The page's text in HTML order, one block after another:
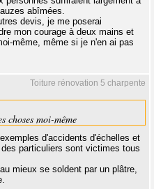
abîmées.
devis, je me poserai
mon courage à deux mains et
même, même si je n'en ai pas
Toiture rénovation 5 charpente
choses moi-même
d'accidents d'échelles et
particuliers sont victimes tous
mieux se soldent par un plâtre,